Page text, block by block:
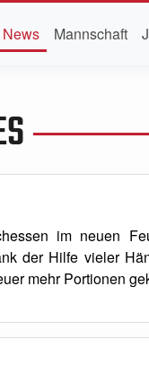
News Mannschaft
im neuen
der Hilfe vieler
mehr Portionen